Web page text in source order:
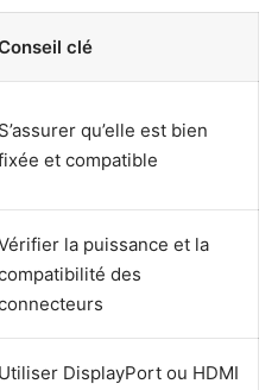
clé
S’assurer qu’elle est bien
et compatible
la puissance et la
des
Utiliser DisplayPort ou HDMI